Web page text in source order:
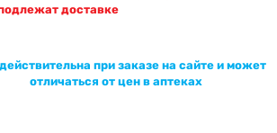
доставке
при заказе на сайте и может
отличаться от цен в аптеках